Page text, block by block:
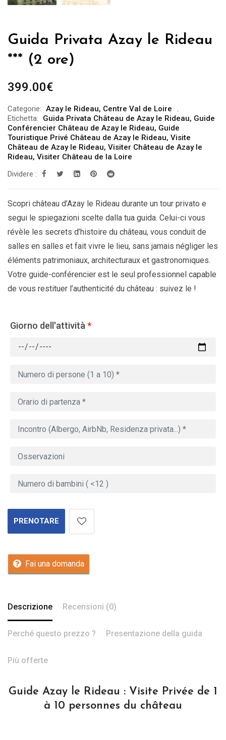
Guida Privata Azay le Rideau
*** (2 ore)
399.00€
Categorie: Azay le Rideau, Centre Val de Loire
Etichetta:
Guida Privata Château de Azay le Rideau, Guide
Conférencier Château de Azay le Rideau, Guide
Touristique Privé Château de Azay le Rideau, Visite
Château de Azay le Rideau, Visiter Château de Azay le
Rideau, Visiter Château de la Loire
Dividere :
Scopri château d’Azay le Rideau durante un tour privato e
segui le spiegazioni scelte dalla tua guida. Celui-ci vous
révèle les secrets d’histoire du château, vous conduit de
salles en salles et fait vivre le lieu, sans jamais négliger les
éléments patrimoniaux, architecturaux et gastronomiques.
Votre guide-conférencier est le seul professionnel capable
de vous restituer l’authenticité du château : suivez le !
Giorno dell'attività*
PRENOTARE
Fai una domanda
Descrizione Recensioni (0)
Perché questo prezzo ? Presentazione della guida
Più offerte
Guide Azay le Rideau : Visite Privée de 1
à 10 personnes du château